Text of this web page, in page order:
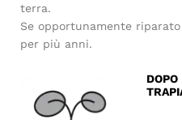
terra.
Se opportunamente
per più anni.
DOPO